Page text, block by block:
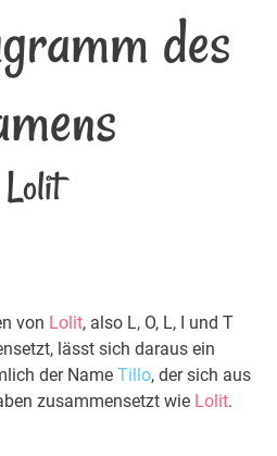
des
Lolit
von Lolit, also L, O, L, I und T
lässt sich daraus ein
der Name Tillo, der sich aus
zusammensetzt wie Lolit.